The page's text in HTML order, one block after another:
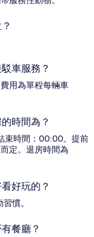
車服務？
用為單程每輛車
時間為？
束時間：00:00。提前
定。退房時間為
好玩的？
慣。
餐廳？